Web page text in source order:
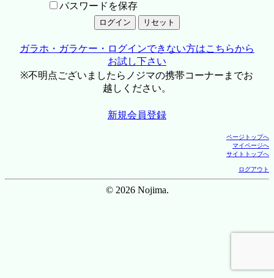
パスワードを保存
ガラホ・ガラケー・ログインできない方はこちらから
お試し下さい
※不明点ございましたらノジマの携帯コーナーまでお
越しください。
新規会員登録
ページトップへ
マイページへ
サイトトップへ
ログアウト
© 2026 Nojima.